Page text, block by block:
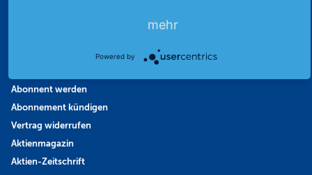
Abonnent werden
Abonnement kündigen
Vertrag widerrufen
Aktienmagazin
Aktien-Zeitschrift
mehr
Powered by